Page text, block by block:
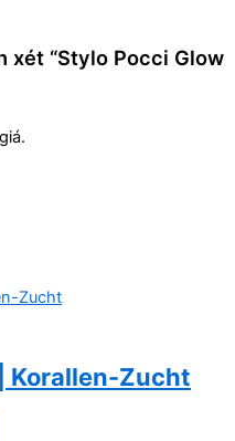
xét “Stylo Pocci Glow
Korallen-Zucht